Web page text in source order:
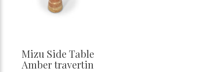
Mizu Side Table
Amber travertin